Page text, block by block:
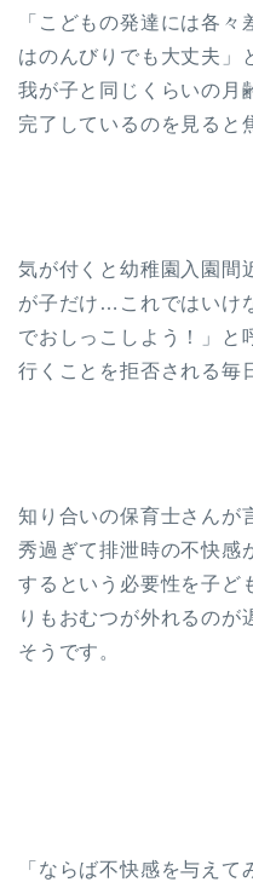
「こどもの発達には各
はのんびりでも大丈夫」
我が子と同じくらいの月
完了しているのを見ると
気が付くと幼稚園入園間
が子だけ…これではいけ
でおしっこしよう！」と
行くことを拒否される毎
知り合いの保育士さんが
秀過ぎて排泄時の不快感
するという必要性を子ど
りもおむつが外れるのが
そうです。
「ならば不快感を与え